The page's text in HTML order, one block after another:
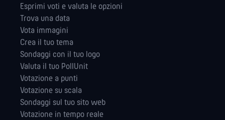
Esprimi voti e valuta le opzioni
Trova una data
Vota immagini
Crea il tuo tema
Sondaggi con il tuo logo
Valuta il tuo PollUnit
Votazione a punti
Votazione su scala
Sondaggi sul tuo sito web
Votazione in tempo reale